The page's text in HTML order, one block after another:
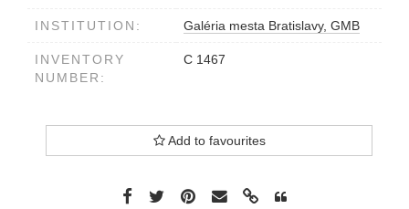
September 1830
INSTITUTION: Galéria mesta Bratislavy, GMB
INVENTORY
NUMBER:
C 1467
Add to favourites